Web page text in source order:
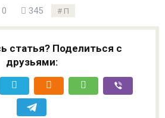
0 345 П
статья? Поделиться с
друзьями: